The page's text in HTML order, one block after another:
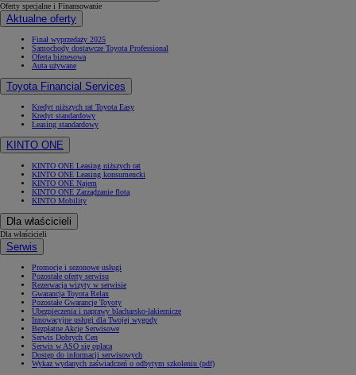
Oferty specjalne i Finansowanie
Aktualne oferty
Finał wyprzedaży 2025
Samochody dostawcze Toyota Professional
Oferta biznesowa
Auta używane
Toyota Financial Services
Kredyt niższych rat Toyota Easy
Kredyt standardowy
Leasing standardowy
KINTO ONE
KINTO ONE Leasing niższych rat
KINTO ONE Leasing konsumencki
KINTO ONE Najem
KINTO ONE Zarządzanie flotą
KINTO Mobility
Dla właścicieli
Dla właścicieli
Serwis
Promocje i sezonowe usługi
Pozostałe oferty serwisu
Rezerwacja wizyty w serwisie
Gwarancja Toyota Relax
Pozostałe Gwarancje Toyoty
Ubezpieczenia i naprawy blacharsko-lakiernicze
Innowacyjne usługi dla Twojej wygody
Bezpłatne Akcje Serwisowe
Serwis Dobrych Cen
Serwis w ASO się opłaca
Dostęp do informacji serwisowych
Wykaz wydanych zaświadczeń o odbytym szkoleniu (pdf)